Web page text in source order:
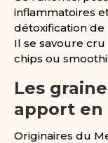
inflammatoires
détoxification de
Il se savoure cru
chips ou
Les
apport en
Originaires du